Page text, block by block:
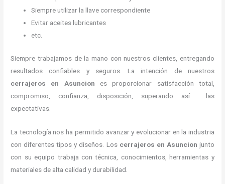
Siempre utilizar la llave correspondiente
Evitar aceites lubricantes
etc.
Siempre trabajamos de la mano con nuestros clientes, entregando
resultados confiables y seguros. La intención de nuestros
cerrajeros en Asuncion es proporcionar satisfacción total,
compromiso, confianza, disposición, superando así las
expectativas.
La tecnología nos ha permitido avanzar y evolucionar en la industria
con diferentes tipos y diseños. Los cerrajeros en Asuncion junto
con su equipo trabaja con técnica, conocimientos, herramientas y
materiales de alta calidad y durabilidad.